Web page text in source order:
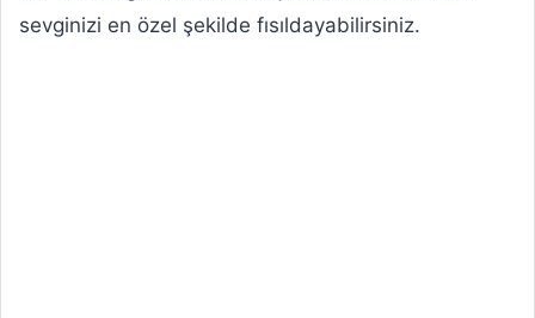
sevginizi en özel şekilde fısıldayabilirsiniz.